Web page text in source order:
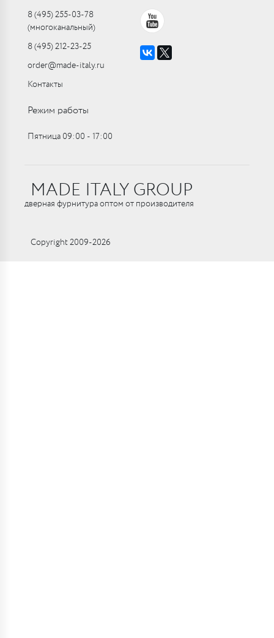
8 (495) 255-03-78
(многоканальный)
8 (495) 212-23-25
order@made-italy.ru
Контакты
Режим работы
Пятница 09:00 ‑ 17:00
MADE ITALY GROUP
дверная фурнитура оптом от производителя
Copyright 2009-2026